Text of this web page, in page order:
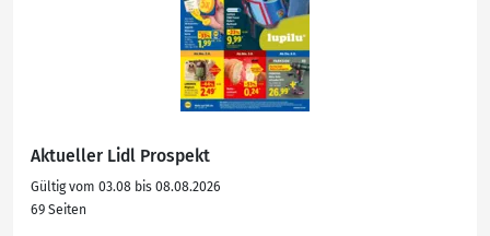
Aktueller Lidl Prospekt
Gültig vom 03.08 bis 08.08.2026
69 Seiten